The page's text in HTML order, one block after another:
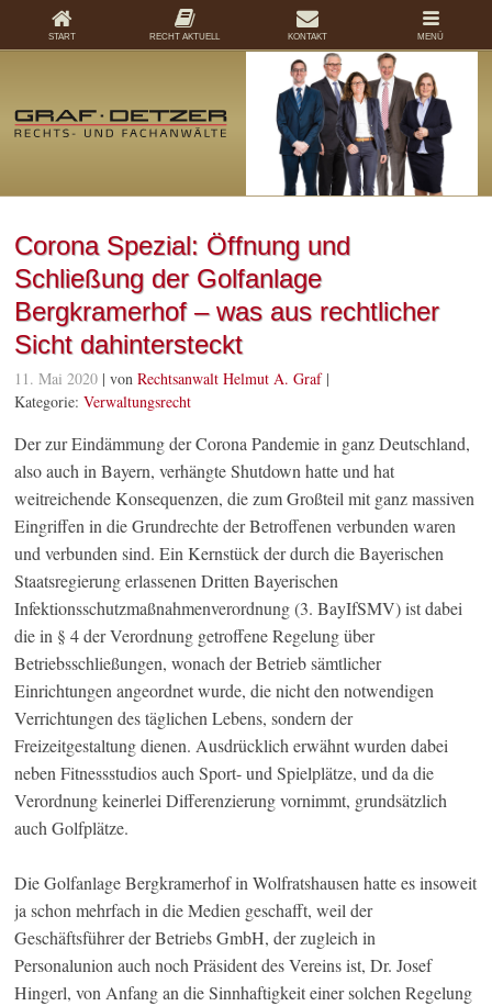
Corona Spezial: Öffnung und
Schließung der Golfanlage
Bergkramerhof – was aus rechtlicher
Sicht dahintersteckt
11. Mai 2020 | vonRechtsanwalt Helmut A. Graf|
Kategorie:Verwaltungsrecht
Der zur Eindämmung der Corona Pandemie in ganz Deutschland,
also auch in Bayern, verhängte Shutdown hatte und hat
weitreichende Konsequenzen, die zum Großteil mit ganz massiven
Eingriffen in die Grundrechte der Betroffenen verbunden waren
und verbunden sind. Ein Kernstück der durch die Bayerischen
Staatsregierung erlassenen Dritten Bayerischen
Infektionsschutzmaßnahmenverordnung (3. BayIfSMV) ist dabei
die in § 4 der Verordnung getroffene Regelung über
Betriebsschließungen, wonach der Betrieb sämtlicher
Einrichtungen angeordnet wurde, die nicht den notwendigen
Verrichtungen des täglichen Lebens, sondern der
Freizeitgestaltung dienen. Ausdrücklich erwähnt wurden dabei
neben Fitnessstudios auch Sport- und Spielplätze, und da die
Verordnung keinerlei Differenzierung vornimmt, grundsätzlich
auch Golfplätze.
Die Golfanlage Bergkramerhof in Wolfratshausen hatte es insoweit
ja schon mehrfach in die Medien geschafft, weil der
Geschäftsführer der Betriebs GmbH, der zugleich in
Personalunion auch noch Präsident des Vereins ist, Dr. Josef
Hingerl, von Anfang an die Sinnhaftigkeit einer solchen Regelung
START RECHT AKTUELL KONTAKT MENÜ